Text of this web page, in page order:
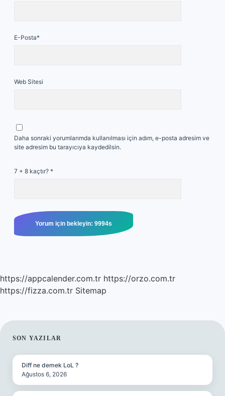
E-Posta*
Web Sitesi
Daha sonraki yorumlarımda kullanılması için adım, e-posta adresim ve
site adresim bu tarayıcıya kaydedilsin.
7 + 8 kaçtır? *
https://appcalender.com.tr https://orzo.com.tr
https://fizza.com.tr Sitemap
SIDEBAR
SON YAZILAR
Diff ne demek LoL ?
Ağustos 6, 2026